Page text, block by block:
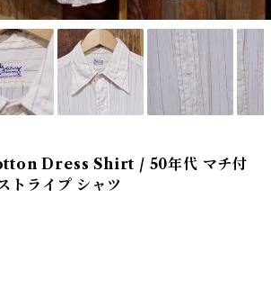
Dress Shirt / 50年代 マチ付
トライプ シャツ